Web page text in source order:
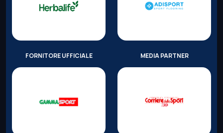
FORNITORE UFFICIALE MEDIA PARTNER